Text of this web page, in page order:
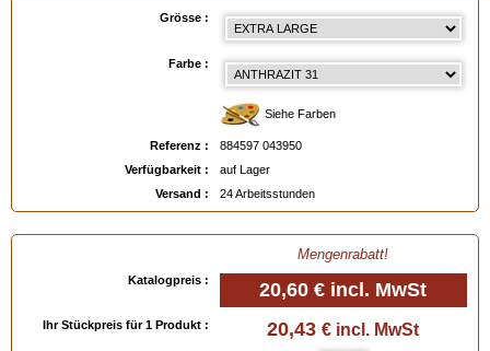
per Zoom auf die Fotos !
- Grössenangaben in den untenstehende technischen Daten
- Degressive Preise pro Farbe und Grösse,
- Für die Farbauswahl bitte auf die untenstehende Farbpalette klicken, oder das
- Extra Large = 48/49 (Eur) - 13/14 (UK) - 13½/15 (USA)
Grösse :
Farbe :
Siehe Farben
Referenz :
884597 043950
Verfügbarkeit :
auf Lager
Versand :
24 Arbeitsstunden
Mengenrabatt!
Katalogpreis : 20,60 € incl. MwSt
Ihr Stückpreis für 1 Produkt : 20,43 € incl. MwSt